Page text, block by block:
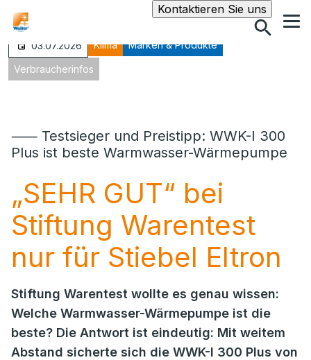
Kontaktieren Sie unsSuche
03.07.2026 Klima Marken & Produkte
Verbraucherinfos
⸺ Testsieger und Preistipp: WWK-I 300
Plus ist beste Warmwasser-Wärmepumpe
„SEHR GUT“ bei
Stiftung Warentest
nur für Stiebel Eltron
Stiftung Warentest wollte es genau wissen:
Welche Warmwasser-Wärmepumpe ist die
beste? Die Antwort ist eindeutig: Mit weitem
Abstand sicherte sich die WWK-I 300 Plus von